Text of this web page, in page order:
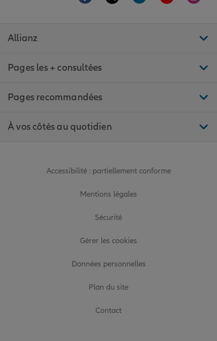
Allianz
Pages les + consultées
Pages recommandées
À vos côtés au quotidien
Accessibilité : partiellement conforme
Mentions légales
Sécurité
Gérer les cookies
Données personnelles
Plan du site
Contact